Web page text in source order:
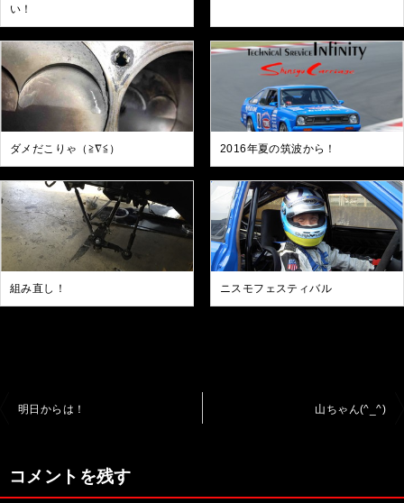
い！
ダメだこりゃ（≧∇≦） 2016年夏の筑波から！
組み直し！ ニスモフェスティバル
ビ
明日からは！ 山ちゃん(^_^)
コメントを残す